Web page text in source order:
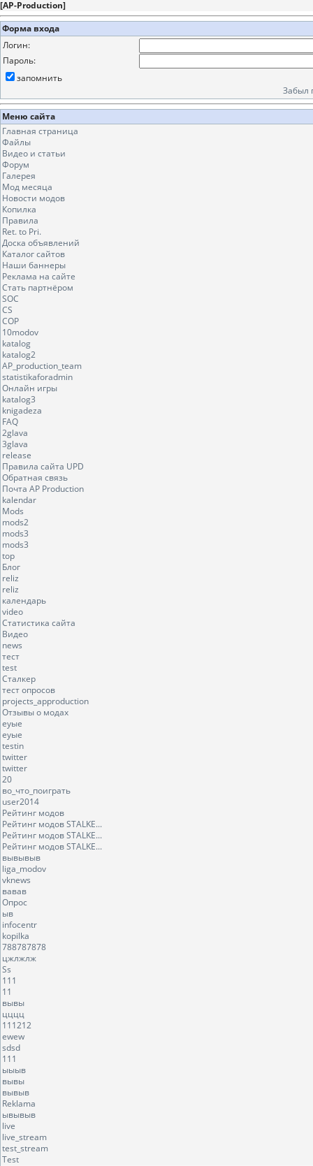
[AP-Production]
Форма входа
Логин:
Пароль:
запомнить
Забыл
Меню сайта
Главная страница
Файлы
Видео и статьи
Форум
Галерея
Мод месяца
Новости модов
Копилка
Правила
Ret. to Pri.
Доска объявлений
Каталог сайтов
Наши баннеры
Реклама на сайте
Стать партнёром
SOC
CS
COP
10modov
katalog
katalog2
AP_production_team
statistikaforadmin
Онлайн игры
katalog3
knigadeza
FAQ
2glava
3glava
release
Правила сайта UPD
Обратная связь
Почта AP Production
kalendar
Mods
mods2
mods3
mods3
top
Блог
reliz
reliz
календарь
video
Статистика сайта
Видео
news
тест
test
Сталкер
тест опросов
projects_approduction
Отзывы о модах
еуые
еуые
testin
twitter
twitter
20
во_что_поиграть
user2014
Рейтинг модов
Рейтинг модов STALKE...
Рейтинг модов STALKE...
Рейтинг модов STALKE...
вывывыв
liga_modov
vknews
вавав
Опрос
ыв
infocentr
kopilka
788787878
цжлжлж
Ss
111
11
вывы
цццц
111212
ewew
sdsd
111
ыыыв
вывы
вывыв
Reklama
ывывыв
live
live_stream
test_stream
Test